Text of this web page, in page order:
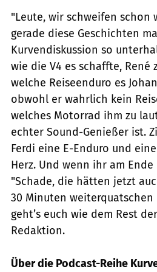
"Leute, wir schweifen schon
gerade diese Geschichten
Kurvendiskussion so
wie die V4 es schaffte, René
welche Reiseenduro es
obwohl er wahrlich kein
welches Motorrad ihm zu
echter Sound-Genießer ist.
Ferdi eine E-Enduro und
Herz. Und wenn ihr am
"Schade, die hätten jetzt
30 Minuten weiterquatschen
geht’s euch wie dem Rest der
Redaktion.
Über die Podcast-Reihe